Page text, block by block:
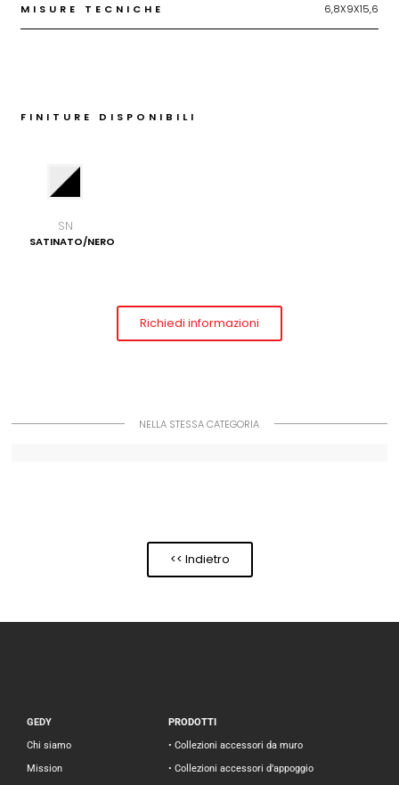
MISURE TECNICHE 6,8X9X15,6
FINITURE DISPONIBILI
SN
SATINATO/NERO
Richiedi informazioni
NELLA STESSA CATEGORIA
<< Indietro
GEDY
Chi siamo
Mission
PRODOTTI
• Collezioni accessori da muro
• Collezioni accessori d’appoggio